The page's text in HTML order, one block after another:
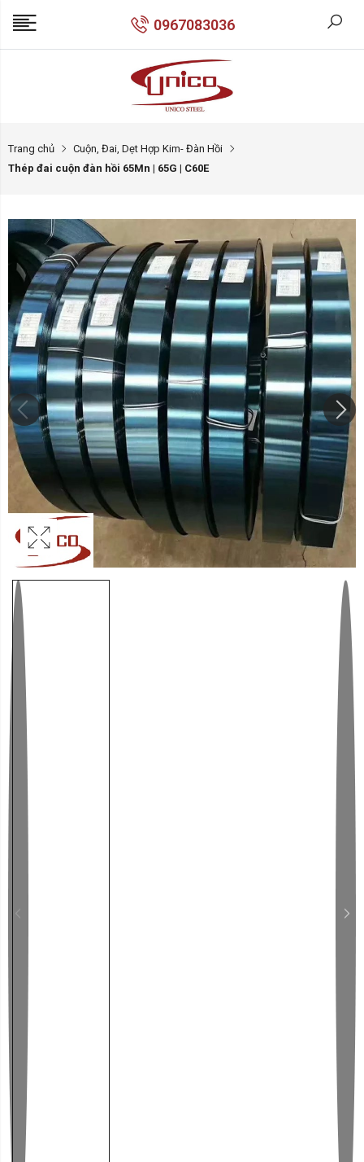
0967083036
Trang chủ
Cuộn, Đai, Dẹt Hợp Kim- Đàn Hồi
Thép đai cuộn đàn hồi 65Mn | 65G | C60E